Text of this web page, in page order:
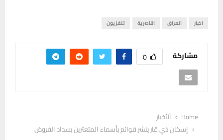
اخبار العراق الناصرية تلفزيون
مشاركة 0
Home
ألأخبار
إسكان ذي قار ينشر قوائم بأسماء المتعثرين بسداد القروض